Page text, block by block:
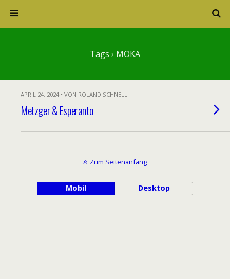
Tags › MOKA
APRIL 24, 2024 • VON ROLAND SCHNELL
Metzger & Esperanto
Zum Seitenanfang
Mobil Desktop